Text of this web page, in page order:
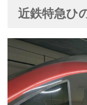
近鉄特急ひ